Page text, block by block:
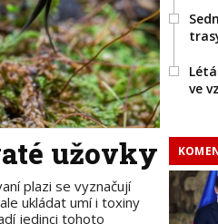
užovky
plazi se vyznačují
ukládat umí i toxiny
jedinci tohoto
ve